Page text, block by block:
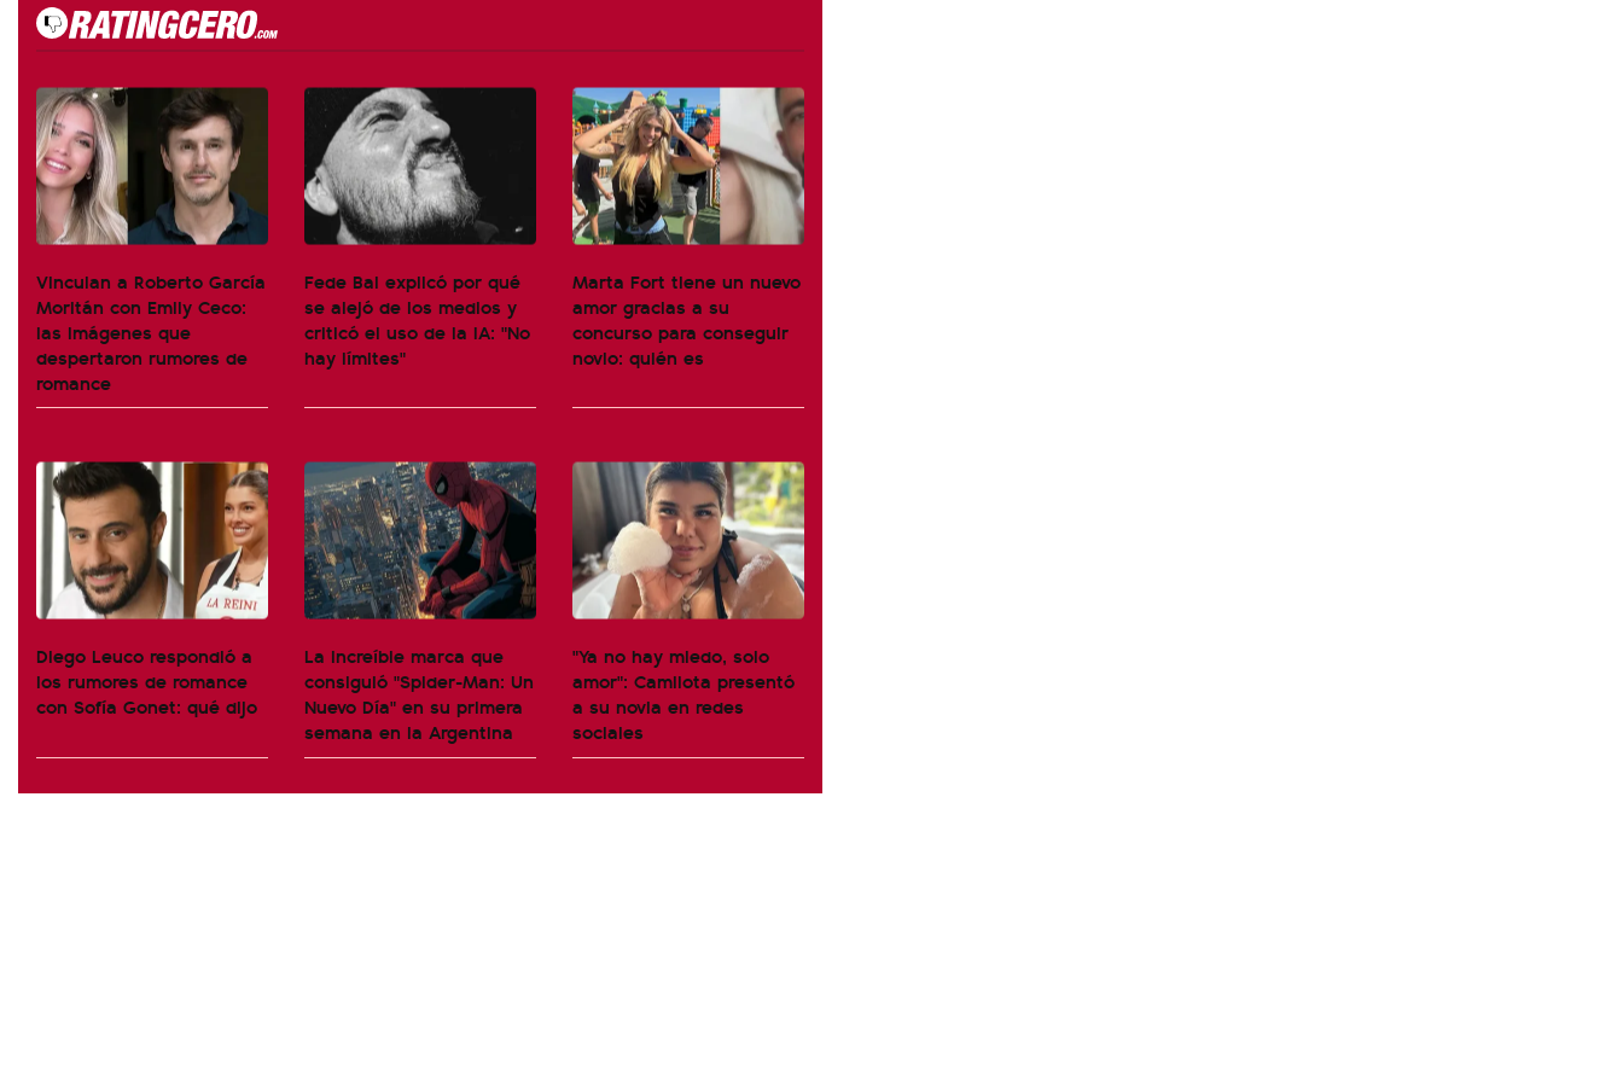
Vinculan a Roberto García
Moritán con Emily Ceco:
las imágenes que
despertaron rumores de
romance
Fede Bal explicó por qué
se alejó de los medios y
criticó el uso de la IA: "No
hay límites"
Marta Fort tiene un nuevo
amor gracias a su
concurso para conseguir
novio: quién es
Diego Leuco respondió a
los rumores de romance
con Sofía Gonet: qué dijo
La increíble marca que
consiguió "Spider-Man: Un
Nuevo Día" en su primera
semana en la Argentina
"Ya no hay miedo, solo
amor": Camilota presentó
a su novia en redes
sociales